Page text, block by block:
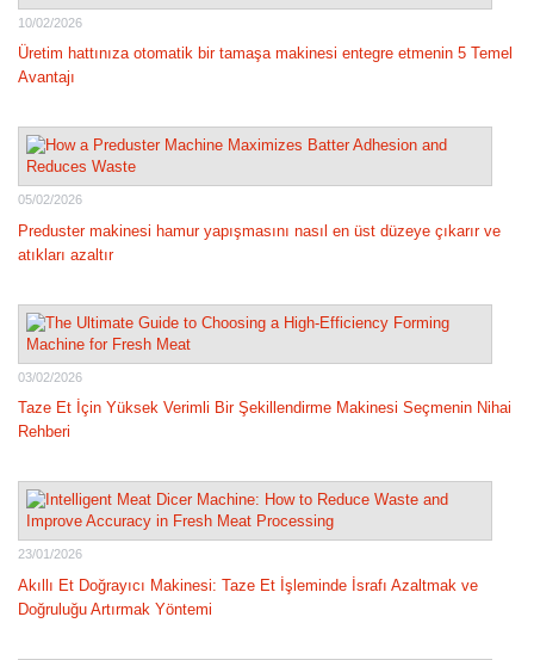
10/02/2026
Üretim hattınıza otomatik bir tamaşa makinesi entegre etmenin 5 Temel
Avantajı
05/02/2026
Preduster makinesi hamur yapışmasını nasıl en üst düzeye çıkarır ve
atıkları azaltır
03/02/2026
Taze Et İçin Yüksek Verimli Bir Şekillendirme Makinesi Seçmenin Nihai
Rehberi
23/01/2026
Akıllı Et Doğrayıcı Makinesi: Taze Et İşleminde İsrafı Azaltmak ve
Doğruluğu Artırmak Yöntemi